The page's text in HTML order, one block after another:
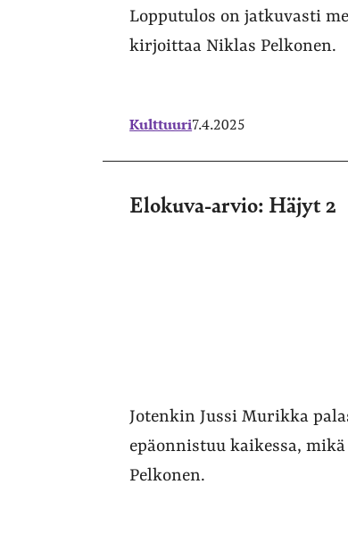
Lopputulos on jatkuvasti
kirjoittaa Niklas Pelkonen.
Kulttuuri7.4.2025
Elokuva-arvio: Häjyt 2
Jotenkin Jussi Murikka
epäonnistuu kaikessa,
Pelkonen.